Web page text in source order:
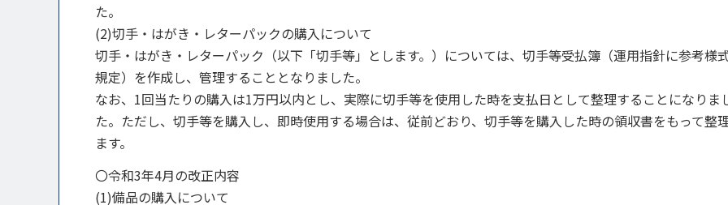
た。
(2)切手・はがき・レターパックの購入について
切手・はがき・レターパック（以下「切手等」とします。）については、切手等受払簿（運用指針に参考様
規定）を作成し、管理することとなりました。
なお、1回当たりの購入は1万円以内とし、実際に切手等を使用した時を支払日として整理することになりま
た。ただし、切手等を購入し、即時使用する場合は、従前どおり、切手等を購入した時の領収書をもって整
ます。
〇令和3年4月の改正内容
(1)備品の購入について